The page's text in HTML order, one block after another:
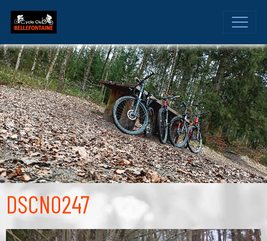
DSCN0247